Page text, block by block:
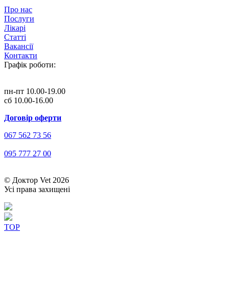
Про нас
Послуги
Лікарі
Статті
Вакансії
Контакти
Графік роботи:
пн-пт 10.00-19.00
сб 10.00-16.00
Договір оферти
067 562 73 56
095 777 27 00
© Доктор Vet 2026
Усі права захищені
TOP